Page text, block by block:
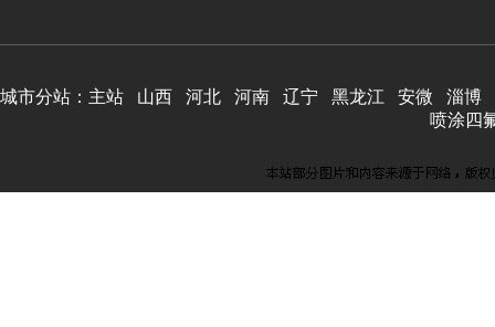
城市分站： 主站 山西 河北 河南 辽宁 黑龙江 安微
淄博
喷涂四